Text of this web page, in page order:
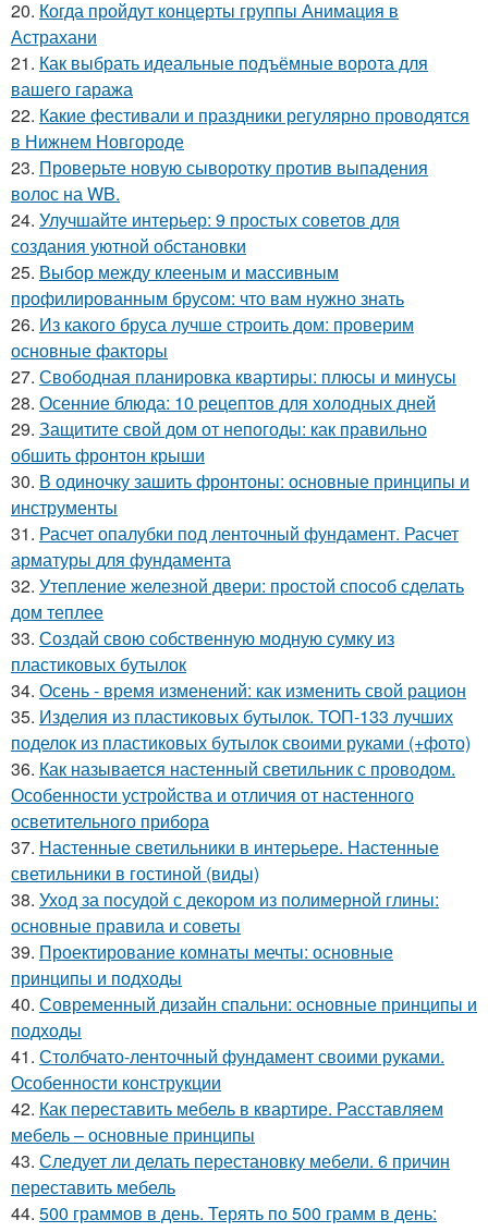
20. Когда пройдут концерты группы Анимация в
Астрахани
21. Как выбрать идеальные подъёмные ворота для
вашего гаража
22. Какие фестивали и праздники регулярно проводятся
в Нижнем Новгороде
23. Проверьте новую сыворотку против выпадения
волос на WB.
24. Улучшайте интерьер: 9 простых советов для
создания уютной обстановки
25. Выбор между клееным и массивным
профилированным брусом: что вам нужно знать
26. Из какого бруса лучше строить дом: проверим
основные факторы
27. Свободная планировка квартиры: плюсы и минусы
28. Осенние блюда: 10 рецептов для холодных дней
29. Защитите свой дом от непогоды: как правильно
обшить фронтон крыши
30. В одиночку зашить фронтоны: основные принципы и
инструменты
31. Расчет опалубки под ленточный фундамент. Расчет
арматуры для фундамента
32. Утепление железной двери: простой способ сделать
дом теплее
33. Создай свою собственную модную сумку из
пластиковых бутылок
34. Осень - время изменений: как изменить свой рацион
35. Изделия из пластиковых бутылок. ТОП-133 лучших
поделок из пластиковых бутылок своими руками (+фото)
36. Как называется настенный светильник с проводом.
Особенности устройства и отличия от настенного
осветительного прибора
37. Настенные светильники в интерьере. Настенные
светильники в гостиной (виды)
38. Уход за посудой с декором из полимерной глины:
основные правила и советы
39. Проектирование комнаты мечты: основные
принципы и подходы
40. Современный дизайн спальни: основные принципы и
подходы
41. Столбчато-ленточный фундамент своими руками.
Особенности конструкции
42. Как переставить мебель в квартире. Расставляем
мебель – основные принципы
43. Следует ли делать перестановку мебели. 6 причин
переставить мебель
44. 500 граммов в день. Терять по 500 грамм в день: